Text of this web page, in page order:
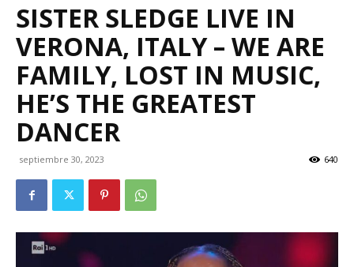
SISTER SLEDGE LIVE IN
VERONA, ITALY – WE ARE
FAMILY, LOST IN MUSIC,
HE’S THE GREATEST
DANCER
septiembre 30, 2023 640